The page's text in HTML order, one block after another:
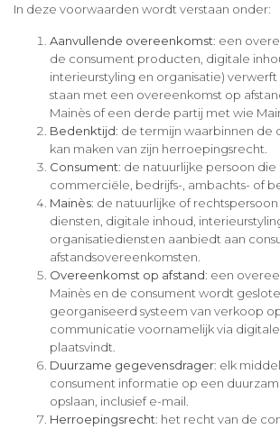
In deze voorwaarden wordt verstaan onder:
Aanvullende overeenkomst: een
de consument producten, digitale
interieurstyling en organisatie)
staan met een overeenkomst op
Mainès of een derde partij met wie
Bedenktijd: de termijn waarbinnen de
kan maken van zijn herroepingsrecht.
Consument: de natuurlijke persoon
commerciële, bedrijfs-, ambachts- of
Mainès: de natuurlijke of
diensten, digitale inhoud,
organisatiediensten aanbiedt aan
afstandsovereenkomsten.
Overeenkomst op afstand: een
Mainès en de consument wordt
georganiseerd systeem van verkoop
communicatie voornamelijk via
plaatsvindt.
Duurzame gegevensdrager: elk
consument informatie op een
opslaan, inclusief e-mail.
Herroepingsrecht: het recht van de